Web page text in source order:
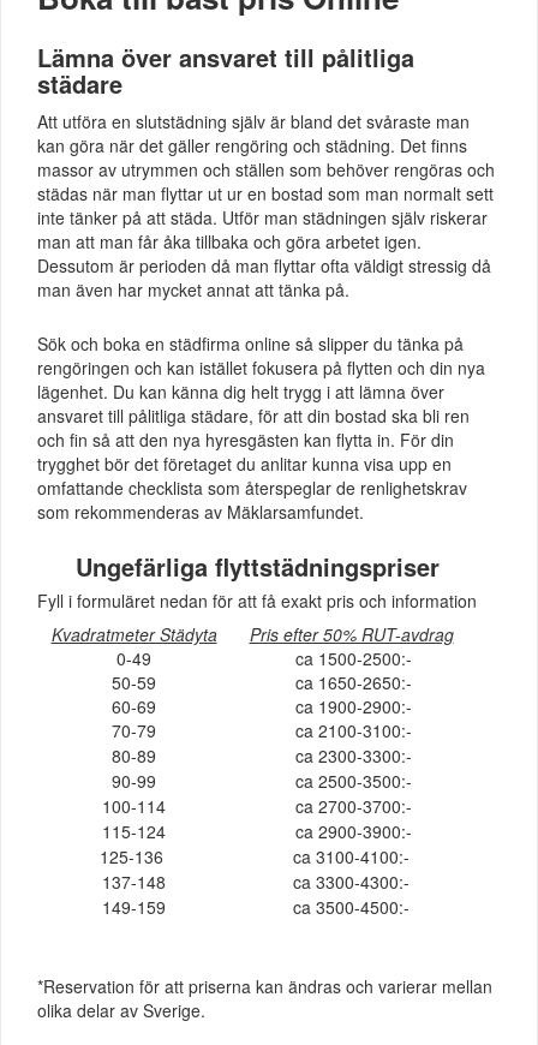
Lämna över ansvaret till pålitliga
städare
Att utföra en slutstädning själv är bland det svåraste man
kan göra när det gäller rengöring och städning. Det finns
massor av utrymmen och ställen som behöver rengöras och
städas när man flyttar ut ur en bostad som man normalt sett
inte tänker på att städa. Utför man städningen själv riskerar
man att man får åka tillbaka och göra arbetet igen.
Dessutom är perioden då man flyttar ofta väldigt stressig då
man även har mycket annat att tänka på.
Sök och boka en städfirma online så slipper du tänka på
rengöringen och kan istället fokusera på flytten och din nya
lägenhet. Du kan känna dig helt trygg i att lämna över
ansvaret till pålitliga städare, för att din bostad ska bli ren
och fin så att den nya hyresgästen kan flytta in. För din
trygghet bör det företaget du anlitar kunna visa upp en
omfattande checklista som återspeglar de renlighetskrav
som rekommenderas av Mäklarsamfundet.
Ungefärliga flyttstädningspriser
Fyll i formuläret nedan för att få exakt pris och information
Kvadratmeter Städyta
Pris efter 50% RUT-avdrag
0-49
ca 1500-2500:-
50-59
ca 1650-2650:-
60-69
ca 1900-2900:-
70-79
ca 2100-3100:-
80-89
ca 2300-3300:-
90-99
ca 2500-3500:-
100-114
ca 2700-3700:-
115-124
ca 2900-3900:-
125-136
ca 3100-4100:-
137-148
ca 3300-4300:-
149-159
ca 3500-4500:-
*Reservation för att priserna kan ändras och varierar mellan
olika delar av Sverige.